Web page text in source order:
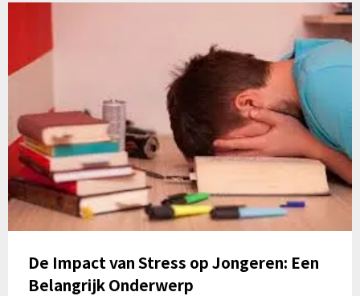
De Impact van Stress op Jongeren: Een
Belangrijk Onderwerp